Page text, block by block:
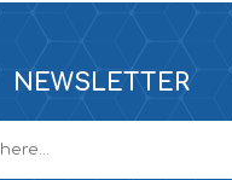
NEWSLETTER